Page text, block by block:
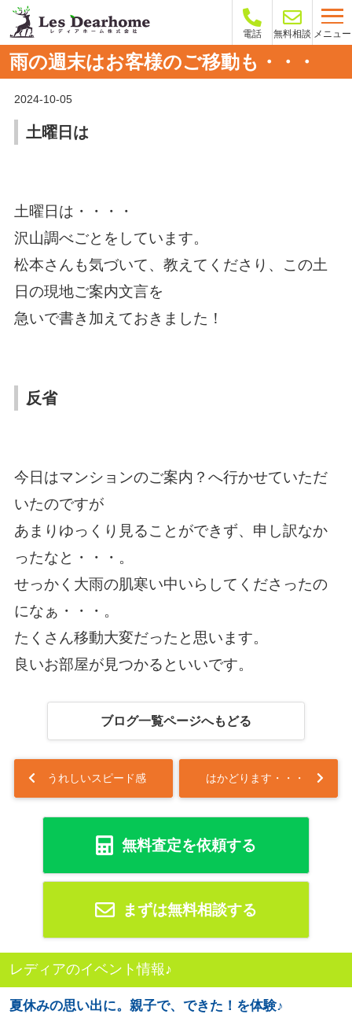
電話 無料相談 メニュー
雨の週末はお客様のご移動も・・・
2024-10-05
土曜日は
土曜日は・・・・
沢山調べごとをしています。
松本さんも気づいて、教えてくださり、この土
日の現地ご案内文言を
急いで書き加えておきました！
反省
今日はマンションのご案内？へ行かせていただ
いたのですが
あまりゆっくり見ることができず、申し訳なか
ったなと・・・。
せっかく大雨の肌寒い中いらしてくださったの
になぁ・・・。
たくさん移動大変だったと思います。
良いお部屋が見つかるといいです。
ブログ一覧ページへもどる
うれしいスピード感 はかどります・・・
無料査定を依頼する
まずは無料相談する
レディアのイベント情報♪
夏休みの思い出に。親子で、できた！を体験♪